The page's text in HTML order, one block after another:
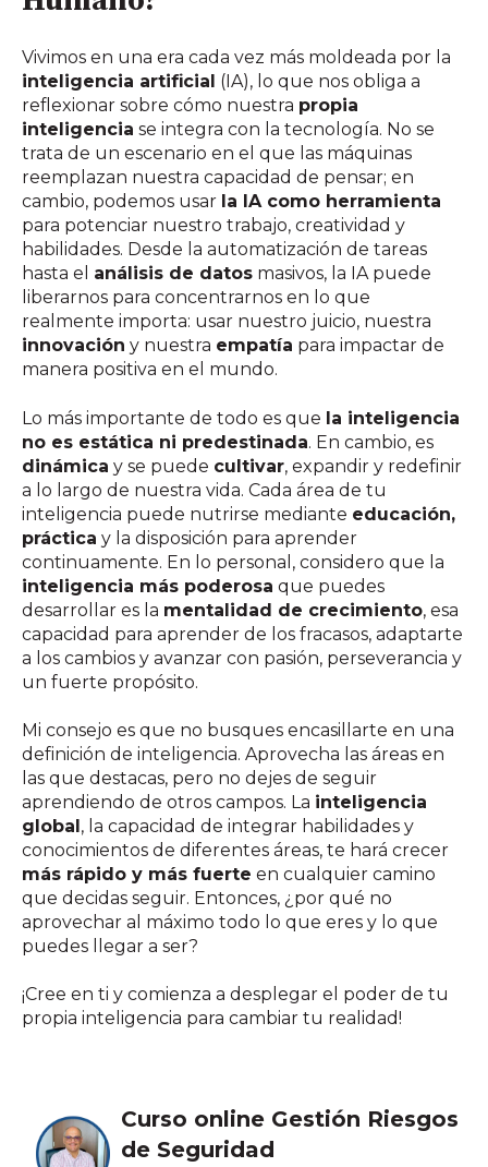
Vivimos en una era cada vez más moldeada por la
inteligencia artificial (IA), lo que nos obliga a
reflexionar sobre cómo nuestra propia
inteligencia se integra con la tecnología. No se
trata de un escenario en el que las máquinas
reemplazan nuestra capacidad de pensar; en
cambio, podemos usar la IA como herramienta
para potenciar nuestro trabajo, creatividad y
habilidades. Desde la automatización de tareas
hasta el análisis de datos masivos, la IA puede
liberarnos para concentrarnos en lo que
realmente importa: usar nuestro juicio, nuestra
innovación y nuestra empatía para impactar de
manera positiva en el mundo.
Lo más importante de todo es que la inteligencia
no es estática ni predestinada. En cambio, es
dinámica y se puede cultivar, expandir y redefinir
a lo largo de nuestra vida. Cada área de tu
inteligencia puede nutrirse mediante educación,
práctica y la disposición para aprender
continuamente. En lo personal, considero que la
inteligencia más poderosa que puedes
desarrollar es la mentalidad de crecimiento, esa
capacidad para aprender de los fracasos, adaptarte
a los cambios y avanzar con pasión, perseverancia y
un fuerte propósito.
Mi consejo es que no busques encasillarte en una
definición de inteligencia. Aprovecha las áreas en
las que destacas, pero no dejes de seguir
aprendiendo de otros campos. La inteligencia
global, la capacidad de integrar habilidades y
conocimientos de diferentes áreas, te hará crecer
más rápido y más fuerte en cualquier camino
que decidas seguir. Entonces, ¿por qué no
aprovechar al máximo todo lo que eres y lo que
puedes llegar a ser?
¡Cree en ti y comienza a desplegar el poder de tu
propia inteligencia para cambiar tu realidad!
Curso online Gestión Riesgos
de Seguridad